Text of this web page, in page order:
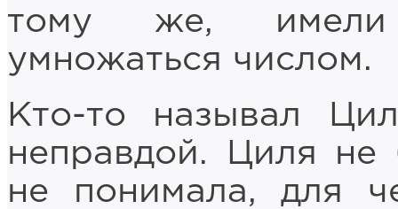
тому же, имели
умножаться числом.
Кто-то называл
неправдой. Циля не
не понимала, для